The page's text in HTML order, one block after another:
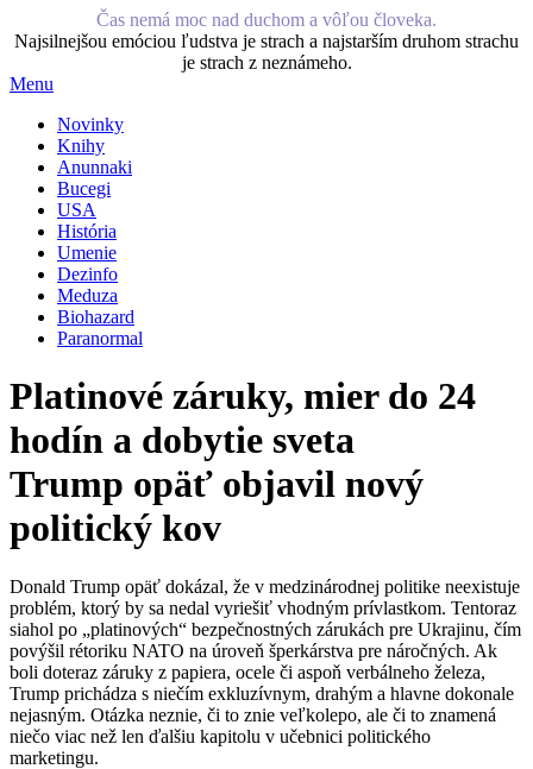
Čas nemá moc nad duchom a vôľou človeka.
Najsilnejšou emóciou ľudstva je strach a najstarším druhom strachu
je strach z neznámeho.
Menu
Novinky
Knihy
Anunnaki
Bucegi
USA
História
Umenie
Dezinfo
Meduza
Biohazard
Paranormal
Platinové záruky, mier do 24
hodín a dobytie sveta
Trump opäť objavil nový
politický kov
Donald Trump opäť dokázal, že v medzinárodnej politike neexistuje
problém, ktorý by sa nedal vyriešiť vhodným prívlastkom. Tentoraz
siahol po „platinových“ bezpečnostných zárukách pre Ukrajinu, čím
povýšil rétoriku NATO na úroveň šperkárstva pre náročných. Ak
boli doteraz záruky z papiera, ocele či aspoň verbálneho železa,
Trump prichádza s niečím exkluzívnym, drahým a hlavne dokonale
nejasným. Otázka neznie, či to znie veľkolepo, ale či to znamená
niečo viac než len ďalšiu kapitolu v učebnici politického
marketingu.